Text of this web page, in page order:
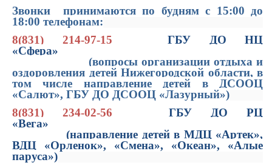
Звонки принимаются по будням с 15:00 до
18:00 телефонам:
8(831) 214-97-15
ГБУ ДО НЦ
«Сфера»
(вопросы организации отдыха и
оздоровления детей Нижегородской области, в
том числе направление детей в ДСООЦ
«Салют», ГБУ ДО ДСООЦ «Лазурный»)
8(831) 234-02-56 ГБУ ДО РЦ
«Вега»
(направление детей в МДЦ «Артек»,
ВДЦ «Орленок», «Смена», «Океан», «Алые
паруса»)